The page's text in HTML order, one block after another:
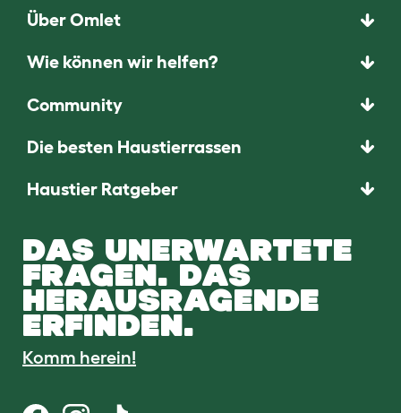
Über Omlet
Wie können wir helfen?
Community
Die besten Haustierrassen
Haustier Ratgeber
DAS UNERWARTETE
FRAGEN. DAS
HERAUSRAGENDE
ERFINDEN.
Komm herein!